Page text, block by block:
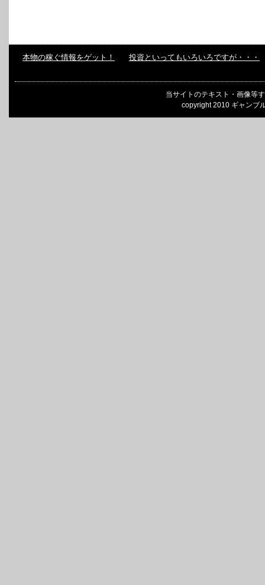
本物の稼ぐ情報をゲット！ 投資といってもいろいろですが・・・
当サイトのテキスト・画像等
copyright 2010 ギャンブ